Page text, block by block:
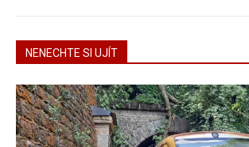
NENECHTE SI UJÍT